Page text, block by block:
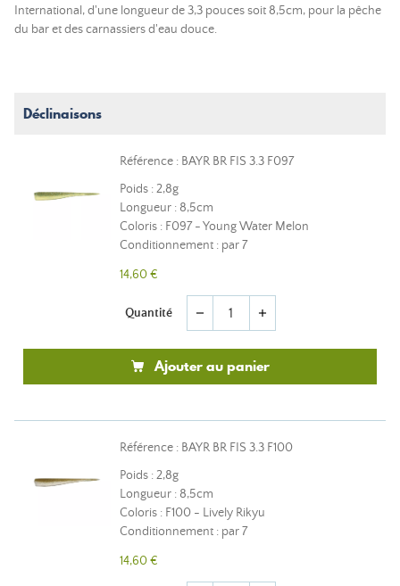
International, d'une longueur de 3,3 pouces soit 8,5cm, pour la pêche
du bar et des carnassiers d'eau douce.
Déclinaisons
Référence : BAYR BR FIS 3.3 F097
Poids : 2,8g
Longueur : 8,5cm
Coloris : F097 - Young Water Melon
Conditionnement : par 7
14,60 €
Quantité remove add
Ajouter au panier
Référence : BAYR BR FIS 3.3 F100
Poids : 2,8g
Longueur : 8,5cm
Coloris : F100 - Lively Rikyu
Conditionnement : par 7
14,60 €